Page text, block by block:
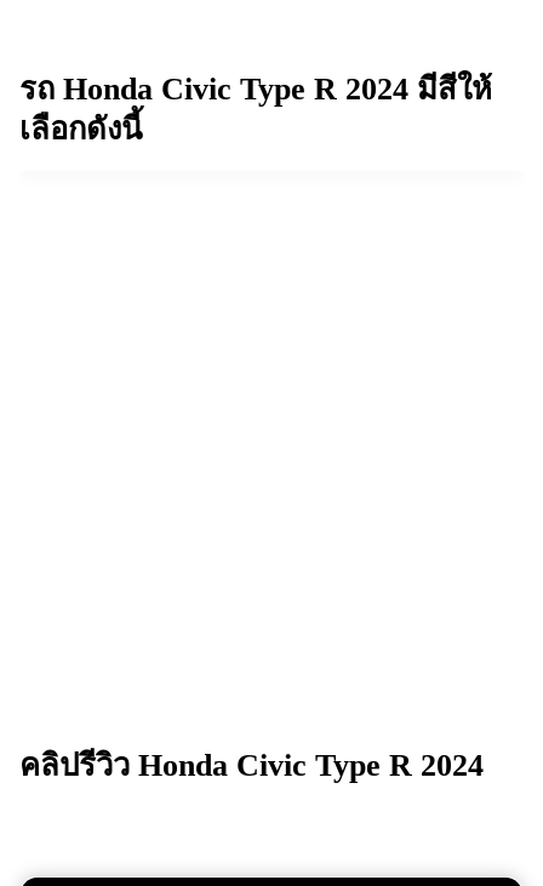
รถ Honda Civic Type R 2024 มีสีให้
เลือกดังนี้
คลิปรีวิว Honda Civic Type R 2024